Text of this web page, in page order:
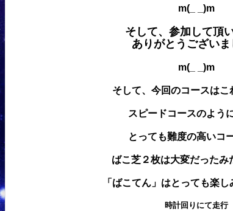
m(_ _)m
そして、参加して頂
ありがとうございま
m(_ _)m
そして、今回のコースはこ
スピードコースのよう
とっても難度の高いコ
ばこ芝２枚は大変だった
「ばこてん」はとっても楽
時計回りにて走行